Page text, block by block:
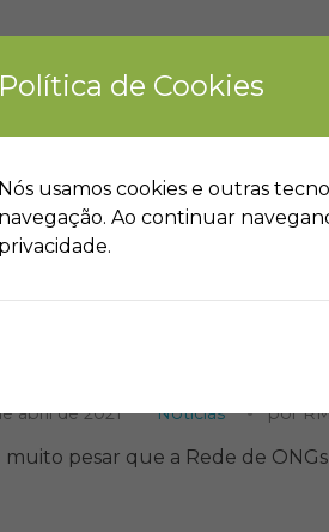
reúne especialistas
na reunião da
outubro de 2024 Clima
e Educação Ambiental
as expectativas para a 30°
que ...
de pesar: Falecimento
abril de 2021 Notícias por
muito pesar que a Rede de
Política de Cookies
Nós usamos cookies e outras
navegação. Ao continuar
privacidade.